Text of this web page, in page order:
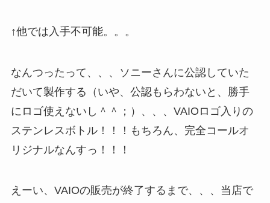
↑他では入手不可能。。。
なんつったって、、、ソニーさんに公認していた
だいて製作する（いや、公認もらわないと、勝手
にロゴ使えないし＾＾；）、、、VAIOロゴ入りの
ステンレスボトル！！！もちろん、完全コールオ
リジナルなんすっ！！！
えーい、VAIOの販売が終了するまで、、、当店で